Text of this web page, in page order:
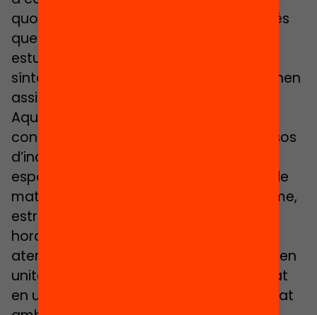
quotes de professorat especialitzat, més
que d’una veritable orientació als
estudiants), per bé que els treballs de
síntesis i els projectes de recerca no tenen
assignació horària.
Aquest és un marc general que es
considera complert, inclús en molts casos
d’incompliment (activitats de caràcter
especial que anul·len les assignacions de
matèria en els dies que es porten a terme,
estratègies de reforç instrumental en
horaris d’altres matèries, alumnat amb
atenció individual domiciliària, alumnat en
unitats d’escolarització externa, alumnat
en unitats en aules hospitalàries, alumnat